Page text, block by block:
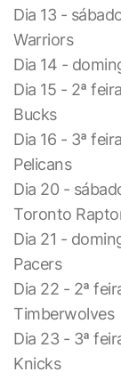
Dia 13 -
Warriors
Dia 14 -
Dia 15 - 2ª
Bucks
Dia 16 - 3ª
Pelicans
Dia 20 -
Toronto
Dia 21 -
Pacers
Dia 22 - 2ª
Timberwolves
Dia 23 - 3ª
Knicks